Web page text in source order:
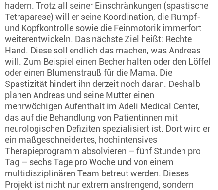
hadern. Trotz all seiner Einschränkungen (spastische
Tetraparese) will er seine Koordination, die Rumpf-
und Kopfkontrolle sowie die Feinmotorik immerfort
weiterentwickeln. Das nächste Ziel heißt: Rechte
Hand. Diese soll endlich das machen, was Andreas
will. Zum Beispiel einen Becher halten oder den Löffel
oder einen Blumenstrauß für die Mama. Die
Spastizität hindert ihn derzeit noch daran. Deshalb
planen Andreas und seine Mutter einen
mehrwöchigen Aufenthalt im Adeli Medical Center,
das auf die Behandlung von Patientinnen mit
neurologischen Defiziten spezialisiert ist. Dort wird er
ein maßgeschneidertes, hochintensives
Therapieprogramm absolvieren – fünf Stunden pro
Tag – sechs Tage pro Woche und von einem
multidisziplinären Team betreut werden. Dieses
Projekt ist nicht nur extrem anstrengend, sondern